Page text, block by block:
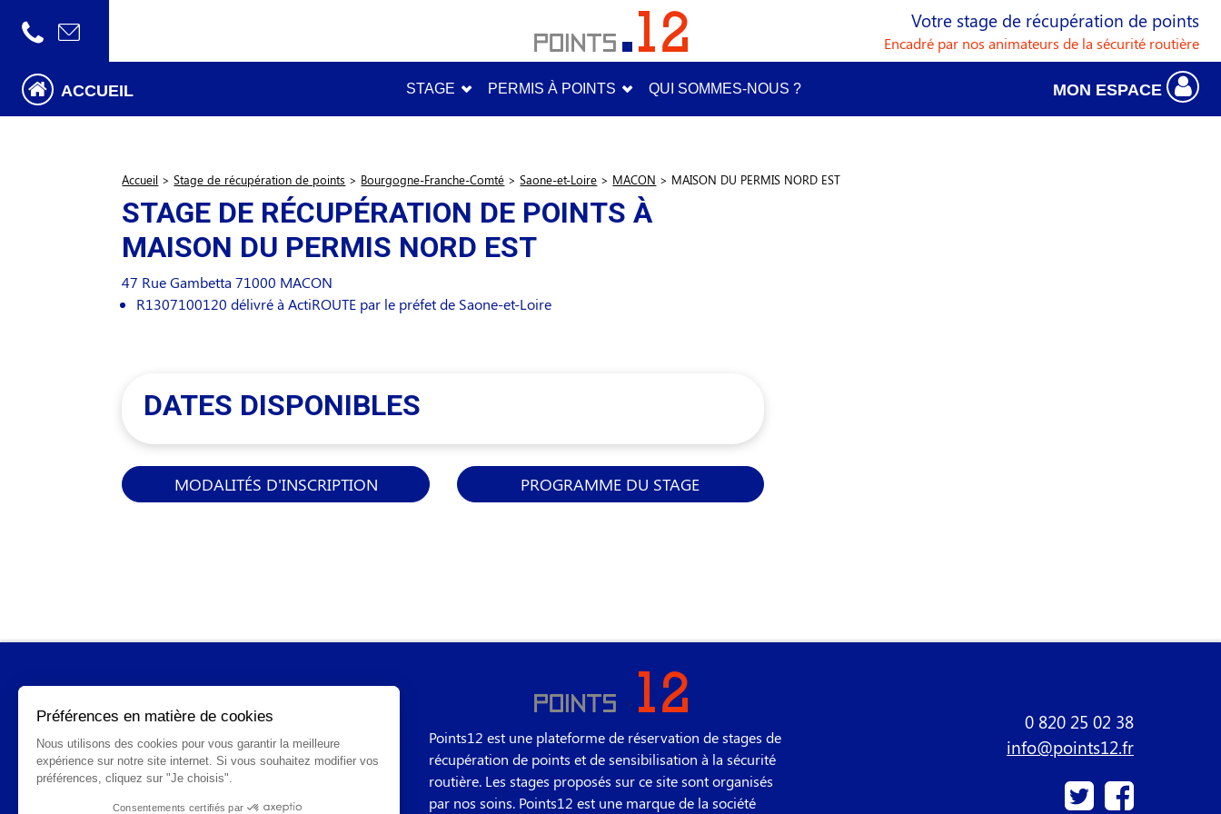
Votre stage de récupération de points
Encadré par nos animateurs de la sécurité routière
ACCUEIL STAGE PERMIS À POINTS QUI SOMMES-NOUS ? MON ESPACE
Accueil > Stage de récupération de points > Bourgogne-Franche-Comté > Saone-et-Loire > MACON > MAISON DU PERMIS NORD EST
STAGE DE RÉCUPÉRATION DE POINTS À
MAISON DU PERMIS NORD EST
47 Rue Gambetta 71000 MACON
R1307100120 délivré à ActiROUTE par le préfet de Saone-et-Loire
DATES DISPONIBLES
MODALITÉS D'INSCRIPTION PROGRAMME DU STAGE
FAQ
CGV
Points12 est une plateforme de réservation de stages de
récupération de points et de sensibilisation à la sécurité
routière. Les stages proposés sur ce site sont organisés
par nos soins. Points12 est une marque de la société
0 820 25 02 38
info@points12.fr